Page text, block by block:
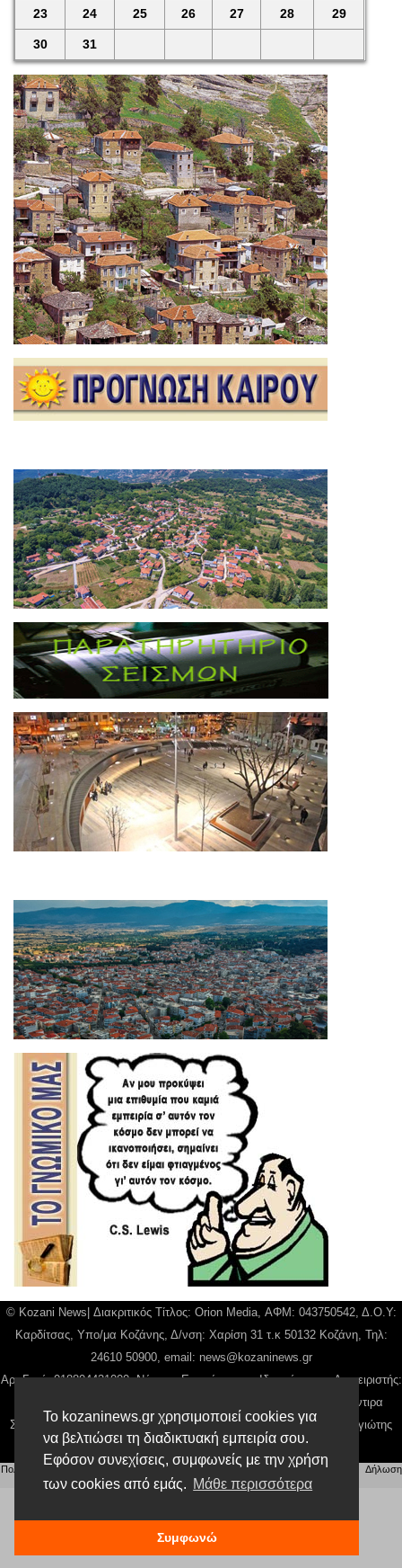
Το kozaninews.gr χρησιμοποιεί cookies για
να βελτιώσει τη διαδικτυακή εμπειρία σου.
Εφόσον συνεχίσεις, συμφωνείς με την χρήση
των cookies από εμάς. Μάθε περισσότερα
Συμφωνώ
23 24 25 26 27 28 29
30 31
© Kozani News| Διακριτικός Τίτλος: Orion Media, ΑΦΜ: 043750542, Δ.Ο.Υ:
Καρδίτσας, Υπο/μα Κοζάνης, Δ/νση: Χαρίση 31 τ.κ 50132 Κοζάνη, Τηλ:
24610 50900, email: news@kozaninews.gr
Αρ. Γεμή: 018804431000, Νόμιμος Εκπρόσωπος, Ιδιοκτήτης και Διαχειριστής:
Παναγιώτης Φιλίππου, Διευθύντρια: Γιαννουσά Βασιλική, Διευθύντιρα
Σύνταξης: Μπαλαμπάνη Βασιλική. Δικαιούχος domain name Παναγιώτης
Φιλίππου
Πολιτική απορρήτου Αίτηση Διαχείρισης Προσωπικών Δεδομένων |Όροι χρήσης
Δήλωση
Συμμόρφωσης